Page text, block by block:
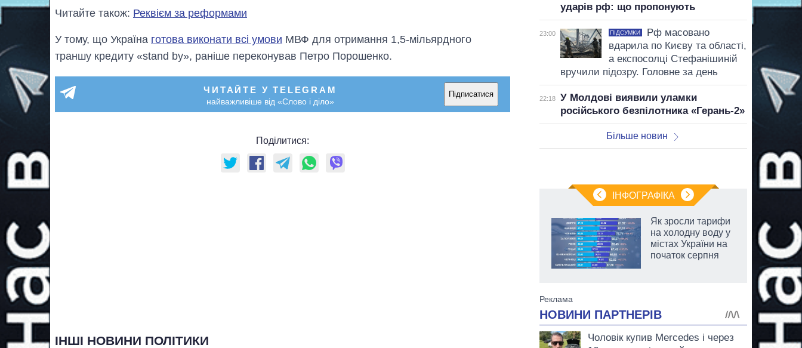
Читайте також: Реквієм за реформами
У тому, що Україна готова виконати всі умови МВФ для отримання 1,5-мільярдного
траншу кредиту «stand by», раніше переконував Петро Порошенко.
ЧИТАЙТЕ У TELEGRAM
найважливіше від «Слово і діло»
Підписатися
Поділитися:
ІНШІ НОВИНИ ПОЛІТИКИ
ударів рф: що пропонують
23:00 ПІДСУМКИ
Рф масовано
вдарила по Києву та області,
а експосолці Стефанішиній
вручили підозру. Головне за день
22:18
У Молдові виявили уламки
російського безпілотника «Герань-2»
Більше новин
ІНФОГРАФІКА
Як зросли тарифи
на холодну воду у
містах України на
початок серпня